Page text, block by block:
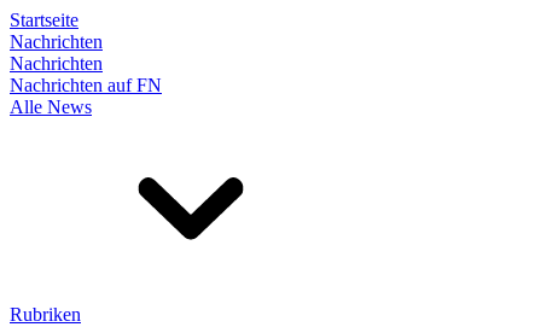
Startseite
Nachrichten
Nachrichten
Nachrichten auf FN
Alle News
Rubriken